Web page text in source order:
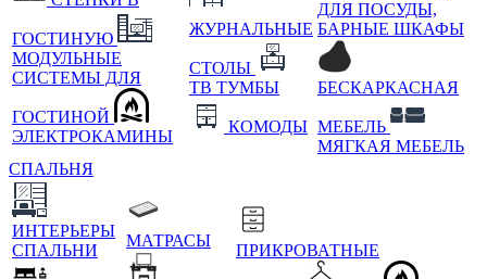
ГОСТИНУЮ
МОДУЛЬНЫЕ
СИСТЕМЫ ДЛЯ
ГОСТИНОЙ
ЭЛЕКТРОКАМИНЫ
ЖУРНАЛЬНЫЕ
СТОЛЫ
ТВ ТУМБЫ
КОМОДЫ
ДЛЯ ПОСУДЫ,
БАРНЫЕ ШКАФЫ
БЕСКАРКАСНАЯ
МЕБЕЛЬ
МЯГКАЯ МЕБЕЛЬ
СПАЛЬНЯ
ИНТЕРЬЕРЫ
СПАЛЬНИ
МАТРАСЫ
ПРИКРОВАТНЫЕ